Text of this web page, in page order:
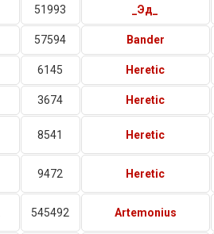
51993 _Эд_
57594 Bander
6145 Heretic
3674 Heretic
8541 Heretic
9472 Heretic
545492 Artemonius